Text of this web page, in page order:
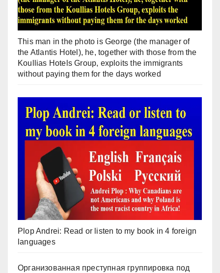
This man in the photo is George (the manager of
the Atlantis Hotel), he, together with those from the
Koullias Hotels Group, exploits the immigrants
without paying them for the days worked
Plop Andrei: Read or listen to my book in 4 foreign
languages
Организованная преступная группировка под